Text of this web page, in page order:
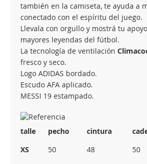
también en la camiseta, te ayuda a
conectado con el espíritu del juego.
Llevala con orgullo y mostrá tu
mayores leyendas del fútbol.
La tecnología de ventilación
fresco y seco.
Logo ADIDAS bordado.
Escudo AFA aplicado.
MESSI 19 estampado.
talle pecho cintura
XS
50 48 50